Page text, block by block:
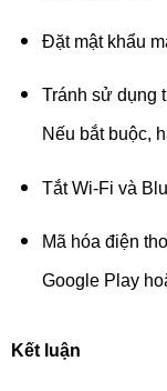
Đặt mật khẩu
Tránh sử dụng
Nếu bắt buộc,
Tắt Wi-Fi và
Mã hóa điện
Google Play
Kết luận